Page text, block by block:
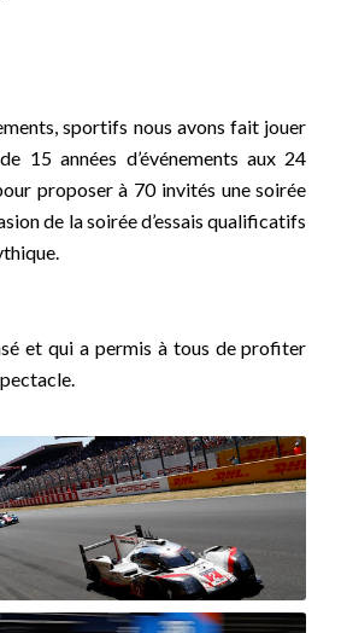
sportifs nous avons fait jouer
15 années d’événements aux 24
proposer à 70 invités une soirée
de la soirée d’essais qualificatifs
et qui a permis à tous de profiter